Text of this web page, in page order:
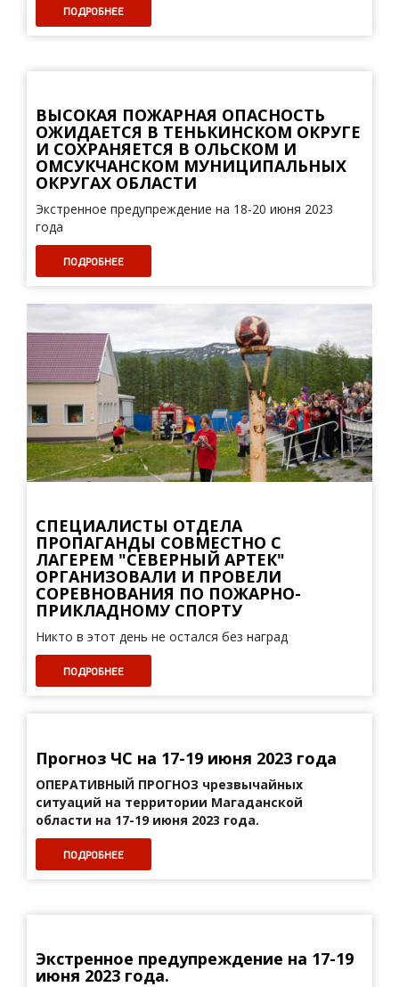
ПОДРОБНЕЕ
ВЫСОКАЯ ПОЖАРНАЯ ОПАСНОСТЬ
ОЖИДАЕТСЯ В ТЕНЬКИНСКОМ ОКРУГЕ
И СОХРАНЯЕТСЯ В ОЛЬСКОМ И
ОМСУКЧАНСКОМ МУНИЦИПАЛЬНЫХ
ОКРУГАХ ОБЛАСТИ
Экстренное предупреждение на 18-20 июня 2023
года
ПОДРОБНЕЕ
СПЕЦИАЛИСТЫ ОТДЕЛА
ПРОПАГАНДЫ СОВМЕСТНО С
ЛАГЕРЕМ "СЕВЕРНЫЙ АРТЕК"
ОРГАНИЗОВАЛИ И ПРОВЕЛИ
СОРЕВНОВАНИЯ ПО ПОЖАРНО-
ПРИКЛАДНОМУ СПОРТУ
Никто в этот день не остался без наград
ПОДРОБНЕЕ
Прогноз ЧС на 17-19 июня 2023 года
ОПЕРАТИВНЫЙ ПРОГНОЗ чрезвычайных
ситуаций на территории Магаданской
области на 17-19 июня 2023 года.
ПОДРОБНЕЕ
Экстренное предупреждение на 17-19
июня 2023 года.